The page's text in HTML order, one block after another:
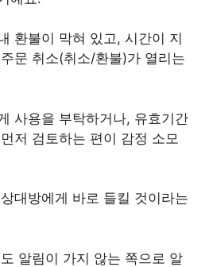
환불이 막혀 있고, 시간이 지
문 취소(취소/환불)가 열리는
사용을 부탁하거나, 유효기간
저 검토하는 편이 감정 소모
대방에게 바로 들킬 것이라는
알림이 가지 않는 쪽으로 알